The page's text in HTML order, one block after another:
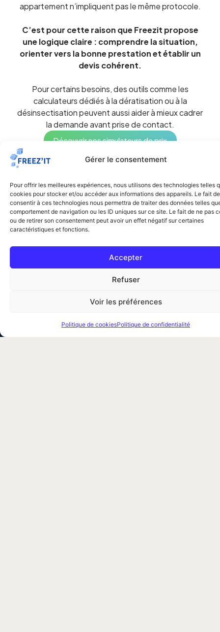
Gérer le consentement
Pour offrir les meilleures expériences, nous utilisons des technologies telles
cookies pour stocker et/ou accéder aux informations des appareils. Le fait de
consentir à ces technologies nous permettra de traiter des données telles
comportement de navigation ou les ID uniques sur ce site. Le fait de ne pas
ou de retirer son consentement peut avoir un effet négatif sur certaines
caractéristiques et fonctions.
Accepter
Refuser
Voir les préférences
Politique de cookiesPolitique de confidentialité
appartement n’impliquent pas le même protocole.
C’est pour cette raison que Freezit propose
une logique claire : comprendre la situation,
orienter vers la bonne prestation et établir un
devis cohérent.
Pour certains besoins, des outils comme les
calculateurs dédiés à la dératisation ou à la
désinsectisation peuvent aussi aider à mieux cadrer
la demande avant prise de contact.
Découvrir nos simulateurs de prix
de-France. Punaises de lit, dératisation,
désinsectisation. Certifiés CertiPunaises &
09 88 56 44 56